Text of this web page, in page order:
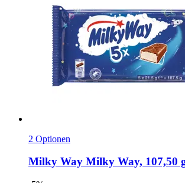
2 Optionen
Milky Way Milky Way, 107,50